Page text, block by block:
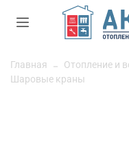
Главная Отопление и
Шаровые краны